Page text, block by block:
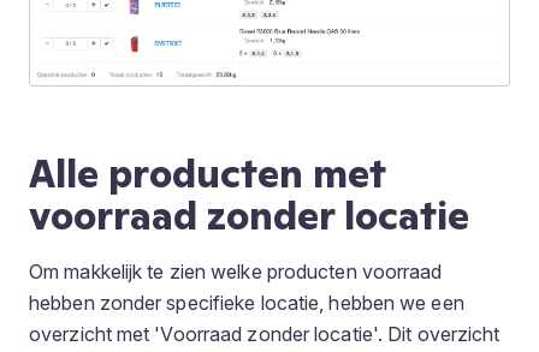
Alle producten met
voorraad zonder locatie
Om makkelijk te zien welke producten voorraad
hebben zonder specifieke locatie, hebben we een
overzicht met 'Voorraad zonder locatie'. Dit overzicht